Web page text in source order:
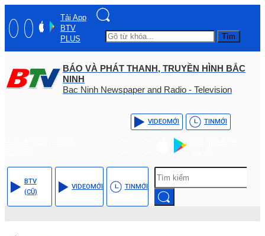
Tải App
BTV
PLUS
Tìm
BÁO VÀ PHÁT THANH, TRUYỀN HÌNH BẮC
NINH
Bac Ninh Newspaper and Radio - Television
VIDEOMỚI TINMỚI
BTV
(CŨ)
VIDEOMỚI TINMỚI